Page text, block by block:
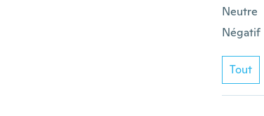
Neutre
Négatif
Tout